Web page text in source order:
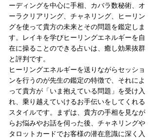
ーディングを中心に手相、カバラ数秘術、オ
ーラクリアリング、チャネリング、ヒーリン
グを使って貴方の未来とその問題を鑑定しま
す。レイキを学びヒーリングエネルギーを自
在に操ることのできる占いは、癒し効果抜群
と評判です。
ヒーリングエネルギーを送りながらセッショ
ンを行うのが先生の鑑定の特徴で、それによ
って貴方が「いま抱えている問題」を受け入
れ、乗り越えていけるお手伝いをしてくれる
スタイルです。まずは、貴方の手相を見なが
らお悩みやお話を伺った後、チャネリングや
タロットカードでお客様の潜在意識に深く入